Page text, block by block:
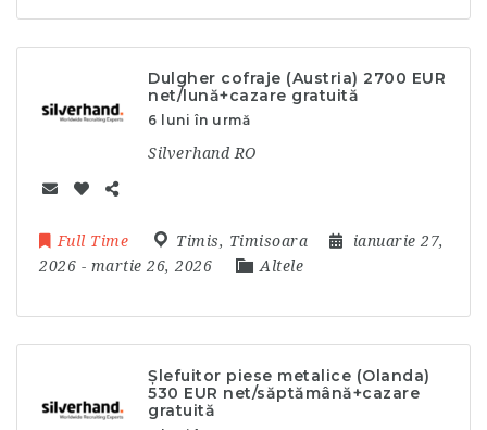
Dulgher cofraje (Austria) 2700 EUR
net/lună+cazare gratuită
6 luni în urmă
Silverhand RO
Full Time Timis, Timisoara
ianuarie 27,
2026 - martie 26, 2026 Altele
Șlefuitor piese metalice (Olanda)
530 EUR net/săptămână+cazare
gratuită